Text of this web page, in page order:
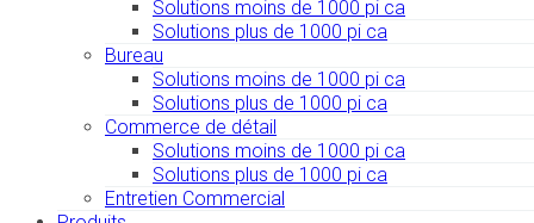
Solutions moins de 1000 pi ca
Solutions plus de 1000 pi ca
Bureau
Solutions moins de 1000 pi ca
Solutions plus de 1000 pi ca
Commerce de détail
Solutions moins de 1000 pi ca
Solutions plus de 1000 pi ca
Entretien Commercial